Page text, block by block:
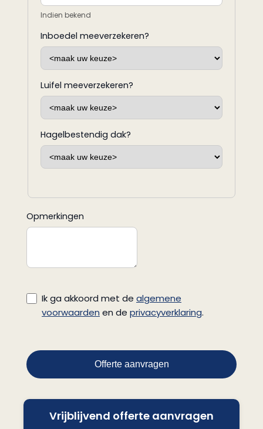
Indien bekend
Inboedel meeverzekeren?
Luifel meeverzekeren?
Hagelbestendig dak?
Opmerkingen
Ik ga akkoord met de algemene
voorwaarden en de privacyverklaring.
Offerte aanvragen
Vrijblijvend offerte aanvragen